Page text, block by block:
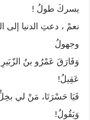
يسركَ طولُ ‍!
نعمْ ، دعتِ الدنيا إلى
وجهولُ
وَفَارَقَ عَمْرُو بنُ
عَقِيلُ!
فَيَا حَسْرَتَا، مَنْ لي
وَيَقُولُ!